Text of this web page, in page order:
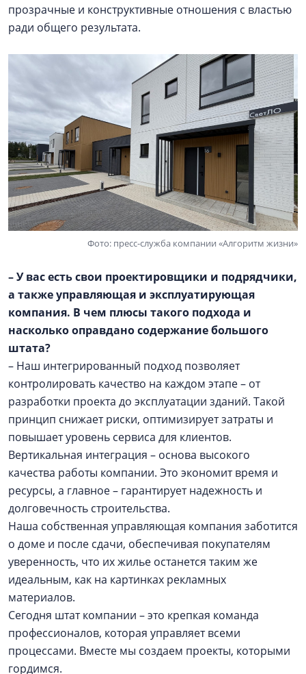
прозрачные и конструктивные отношения с властью
ради общего результата.
Фото: пресс-служба компании «Алгоритм жизни»
– У вас есть свои проектировщики и подрядчики,
а также управляющая и эксплуатирующая
компания. В чем плюсы такого подхода и
насколько оправдано содержание большого
штата?
– Наш интегрированный подход позволяет
контролировать качество на каждом этапе – от
разработки проекта до эксплуатации зданий. Такой
принцип снижает риски, оптимизирует затраты и
повышает уровень сервиса для клиентов.
Вертикальная интеграция – основа высокого
качества работы компании. Это экономит время и
ресурсы, а главное – гарантирует надежность и
долговечность строительства.
Наша собственная управляющая компания заботится
о доме и после сдачи, обеспечивая покупателям
уверенность, что их жилье останется таким же
идеальным, как на картинках рекламных
материалов.
Сегодня штат компании – это крепкая команда
профессионалов, которая управляет всеми
процессами. Вместе мы создаем проекты, которыми
гордимся.